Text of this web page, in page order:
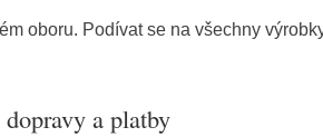
oboru. Podívat se na všechny
a platby